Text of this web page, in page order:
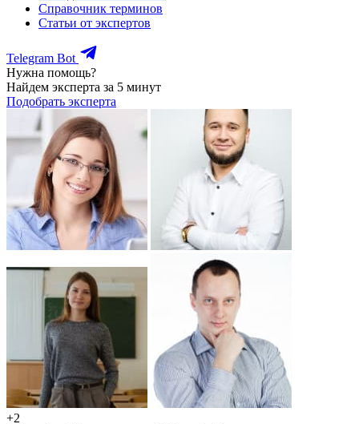
Справочник терминов
Статьи от экспертов
Telegram Bot
Нужна помощь?
Найдем эксперта за 5 минут
Подобрать эксперта
+2